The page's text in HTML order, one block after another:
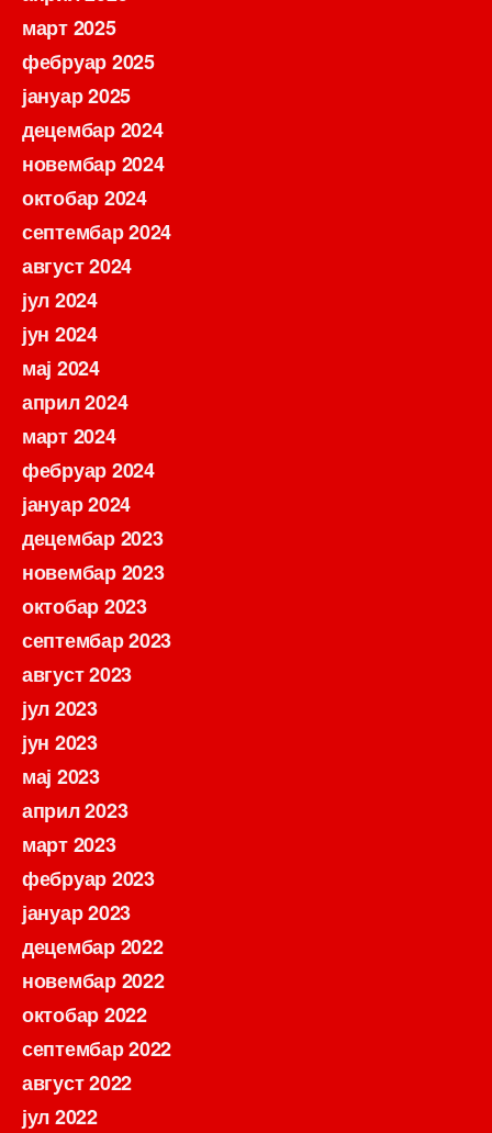
март 2025
фебруар 2025
јануар 2025
децембар 2024
новембар 2024
октобар 2024
септембар 2024
август 2024
јул 2024
јун 2024
мај 2024
април 2024
март 2024
фебруар 2024
јануар 2024
децембар 2023
новембар 2023
октобар 2023
септембар 2023
август 2023
јул 2023
јун 2023
мај 2023
април 2023
март 2023
фебруар 2023
јануар 2023
децембар 2022
новембар 2022
октобар 2022
септембар 2022
август 2022
јул 2022